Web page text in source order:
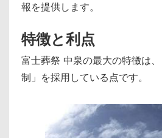
報を提供します。
特徴と利点
富士葬祭 中泉の最大の特徴は
制」を採用している点です。